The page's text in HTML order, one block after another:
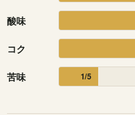
酸味
コク
苦味 1/5